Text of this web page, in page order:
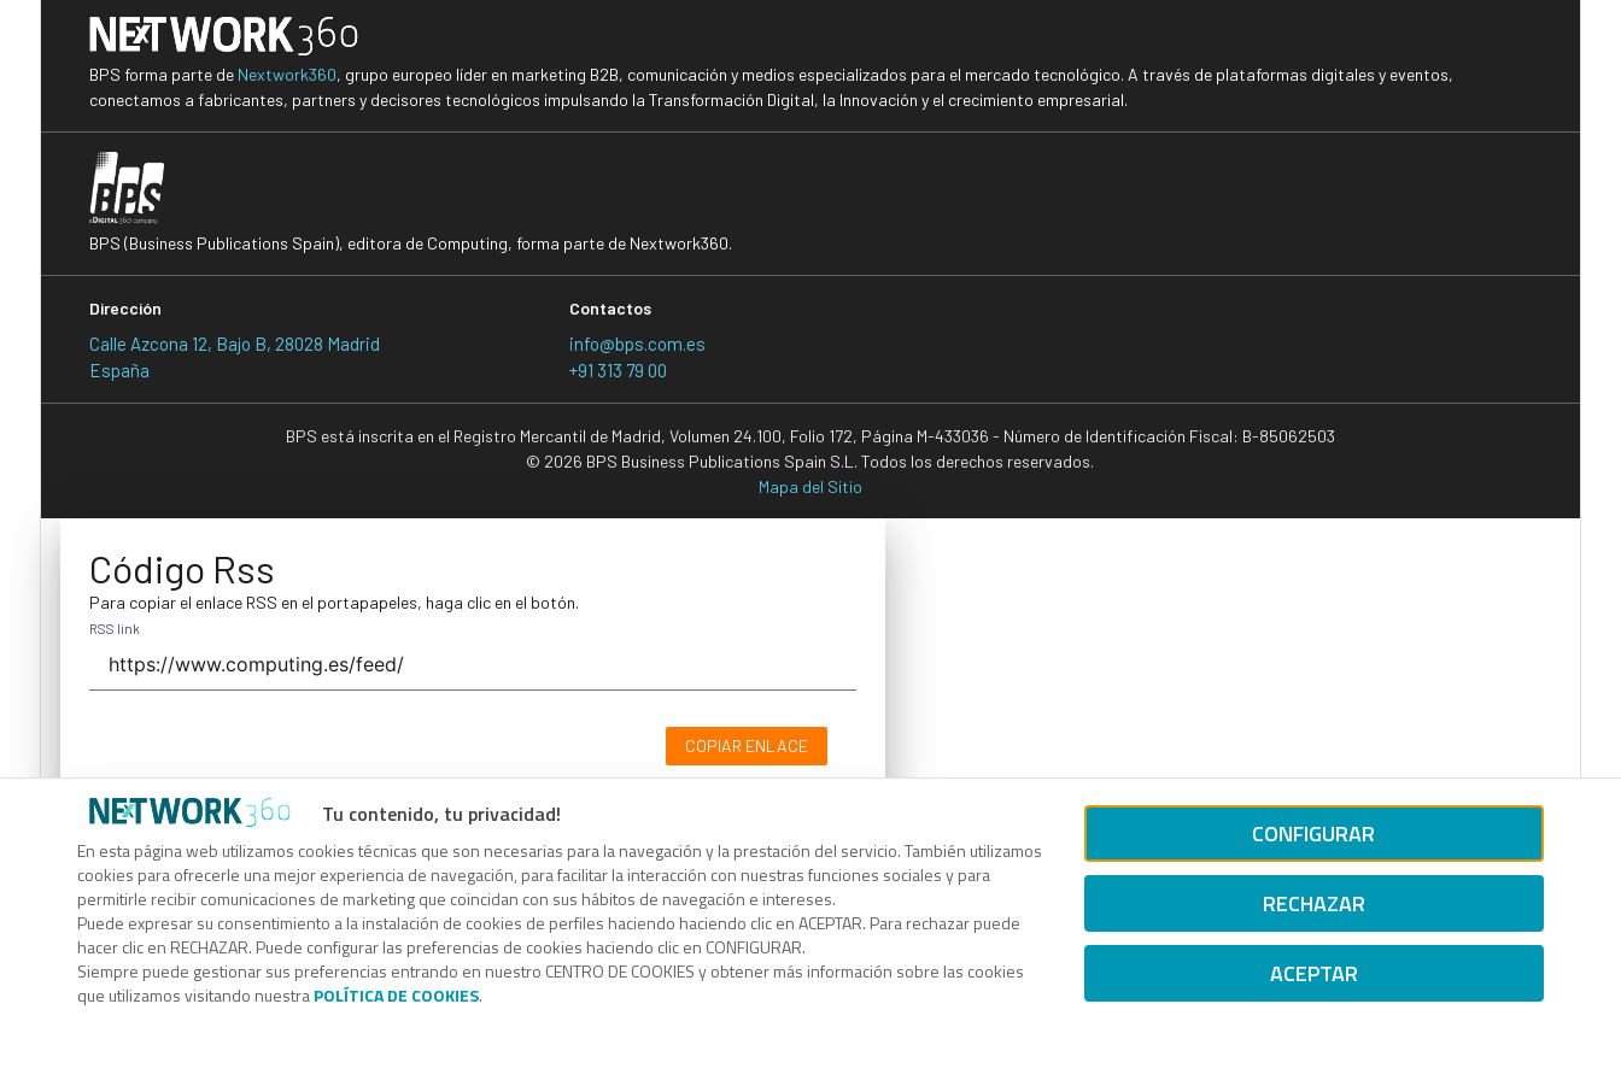
Tu contenido, tu privacidad!
En esta página web utilizamos cookies técnicas que son necesarias para la navegación y la prestación del servicio. También utilizamos
cookies para ofrecerle una mejor experiencia de navegación, para facilitar la interacción con nuestras funciones sociales y para
permitirle recibir comunicaciones de marketing que coincidan con sus hábitos de navegación e intereses.
Puede expresar su consentimiento a la instalación de cookies de perfiles haciendo haciendo clic en ACEPTAR. Para rechazar puede
hacer clic en RECHAZAR. Puede configurar las preferencias de cookies haciendo clic en CONFIGURAR.
Siempre puede gestionar sus preferencias entrando en nuestro CENTRO DE COOKIES y obtener más información sobre las cookies
que utilizamos visitando nuestraPOLÍTICA DE COOKIES.
CONFIGURAR
RECHAZAR
ACEPTAR
BPS forma parte de Nextwork360, grupo europeo líder en marketing B2B, comunicación y medios especializados para el mercado tecnológico. A través de plataformas digitales y eventos,
conectamos a fabricantes, partners y decisores tecnológicos impulsando la Transformación Digital, la Innovación y el crecimiento empresarial.
BPS (Business Publications Spain), editora de Computing, forma parte de Nextwork360.
Dirección
Calle Azcona 12, Bajo B, 28028 Madrid
España
Contactos
info@bps.com.es
+91 313 79 00
BPS está inscrita en el Registro Mercantil de Madrid, Volumen 24.100, Folio 172, Página M-433036 - Número de Identificación Fiscal: B-85062503
© 2026 BPS Business Publications Spain S.L. Todos los derechos reservados.
Mapa del Sitio
Código Rss
Para copiar el enlace RSS en el portapapeles, haga clic en el botón.
RSS link
COPIAR ENLACE
Código Rss
Para copiar el enlace RSS en el portapapeles, haga clic en el botón.